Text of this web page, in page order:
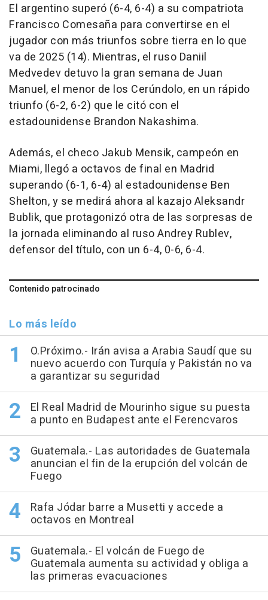
El argentino superó (6-4, 6-4) a su compatriota
Francisco Comesaña para convertirse en el
jugador con más triunfos sobre tierra en lo que
va de 2025 (14). Mientras, el ruso Daniil
Medvedev detuvo la gran semana de Juan
Manuel, el menor de los Cerúndolo, en un rápido
triunfo (6-2, 6-2) que le citó con el
estadounidense Brandon Nakashima.
Además, el checo Jakub Mensik, campeón en
Miami, llegó a octavos de final en Madrid
superando (6-1, 6-4) al estadounidense Ben
Shelton, y se medirá ahora al kazajo Aleksandr
Bublik, que protagonizó otra de las sorpresas de
la jornada eliminando al ruso Andrey Rublev,
defensor del título, con un 6-4, 0-6, 6-4.
Contenido patrocinado
Lo más leído
O.Próximo.- Irán avisa a Arabia Saudí que su
nuevo acuerdo con Turquía y Pakistán no va
a garantizar su seguridad
El Real Madrid de Mourinho sigue su puesta
a punto en Budapest ante el Ferencvaros
Guatemala.- Las autoridades de Guatemala
anuncian el fin de la erupción del volcán de
Fuego
Rafa Jódar barre a Musetti y accede a
octavos en Montreal
Guatemala.- El volcán de Fuego de
Guatemala aumenta su actividad y obliga a
las primeras evacuaciones